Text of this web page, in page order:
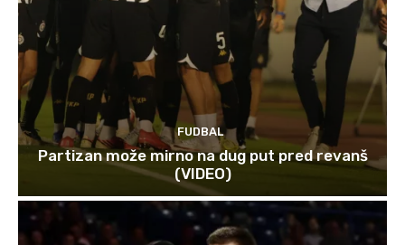
FUDBAL
Partizan može mirno na dug put pred revanš
(VIDEO)